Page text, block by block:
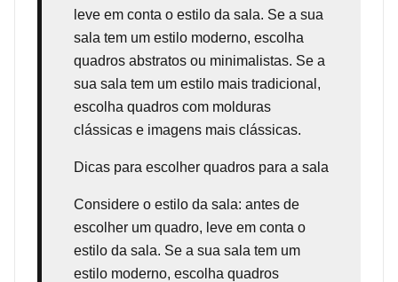
leve em conta o estilo da sala. Se a sua
sala tem um estilo moderno, escolha
quadros abstratos ou minimalistas. Se a
sua sala tem um estilo mais tradicional,
escolha quadros com molduras
clássicas e imagens mais clássicas.
Dicas para escolher quadros para a sala
Considere o estilo da sala: antes de
escolher um quadro, leve em conta o
estilo da sala. Se a sua sala tem um
estilo moderno, escolha quadros